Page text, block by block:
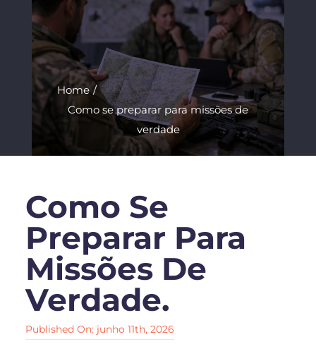
Home
Como se preparar para missões de
verdade
Como Se
Preparar Para
Missões De
Verdade.
Published On: junho 11th, 2026